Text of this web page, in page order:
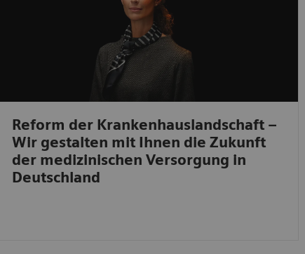
Reform der Krankenhauslandschaft –
Wir gestalten mit Ihnen die Zukunft
der medizinischen Versorgung in
Deutschland